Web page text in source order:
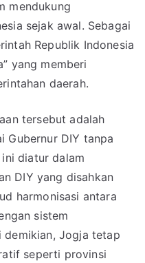
mendukung
sejak awal. Sebagai
Republik Indonesia
yang memberi
daerah.
tersebut adalah
Gubernur DIY tanpa
diatur dalam
DIY yang disahkan
harmonisasi antara
sistem
demikian, Jogja tetap
seperti provinsi